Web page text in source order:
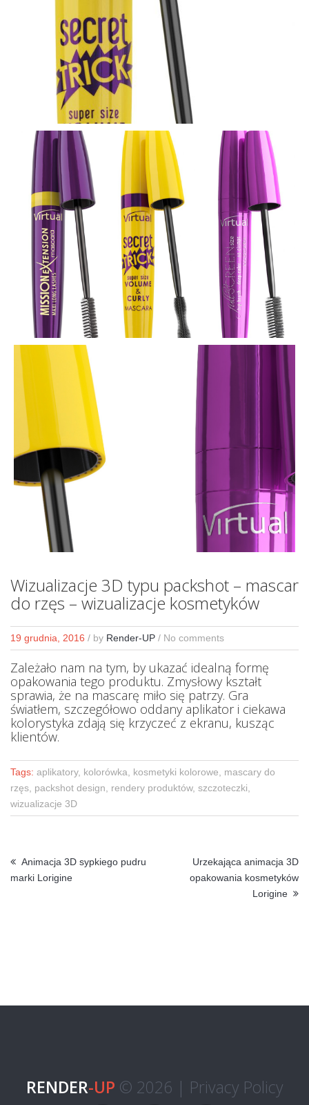
Wizualizacje 3D typu packshot – mascar
do rzęs – wizualizacje kosmetyków
19 grudnia, 2016 / by Render-UP / No comments
Zależało nam na tym, by ukazać idealną formę
opakowania tego produktu. Zmysłowy kształt
sprawia, że na mascarę miło się patrzy. Gra
światłem, szczegółowo oddany aplikator i ciekawa
kolorystyka zdają się krzyczeć z ekranu, kusząc
klientów.
Tags: aplikatory, kolorówka, kosmetyki kolorowe, mascary do
rzęs, packshot design, rendery produktów, szczoteczki,
wizualizacje 3D
Animacja 3D sypkiego pudru
marki Lorigine
Urzekająca animacja 3D
opakowania kosmetyków
Lorigine
RENDER-UP © 2026 | Privacy Policy